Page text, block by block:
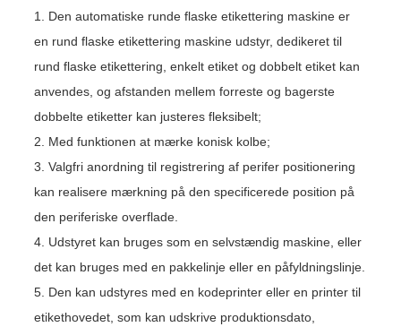
1. Den automatiske runde flaske etikettering maskine er
en rund flaske etikettering maskine udstyr, dedikeret til
rund flaske etikettering, enkelt etiket og dobbelt etiket kan
anvendes, og afstanden mellem forreste og bagerste
dobbelte etiketter kan justeres fleksibelt;
2. Med funktionen at mærke konisk kolbe;
3. Valgfri anordning til registrering af perifer positionering
kan realisere mærkning på den specificerede position på
den periferiske overflade.
4. Udstyret kan bruges som en selvstændig maskine, eller
det kan bruges med en pakkelinje eller en påfyldningslinje.
5. Den kan udstyres med en kodeprinter eller en printer til
etikethovedet, som kan udskrive produktionsdato,